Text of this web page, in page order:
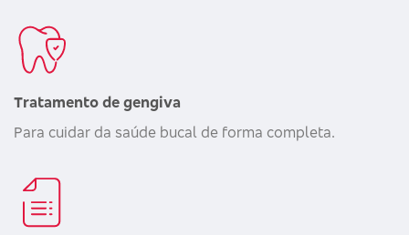
Tratamento de gengiva
Para cuidar da saúde bucal de forma completa.